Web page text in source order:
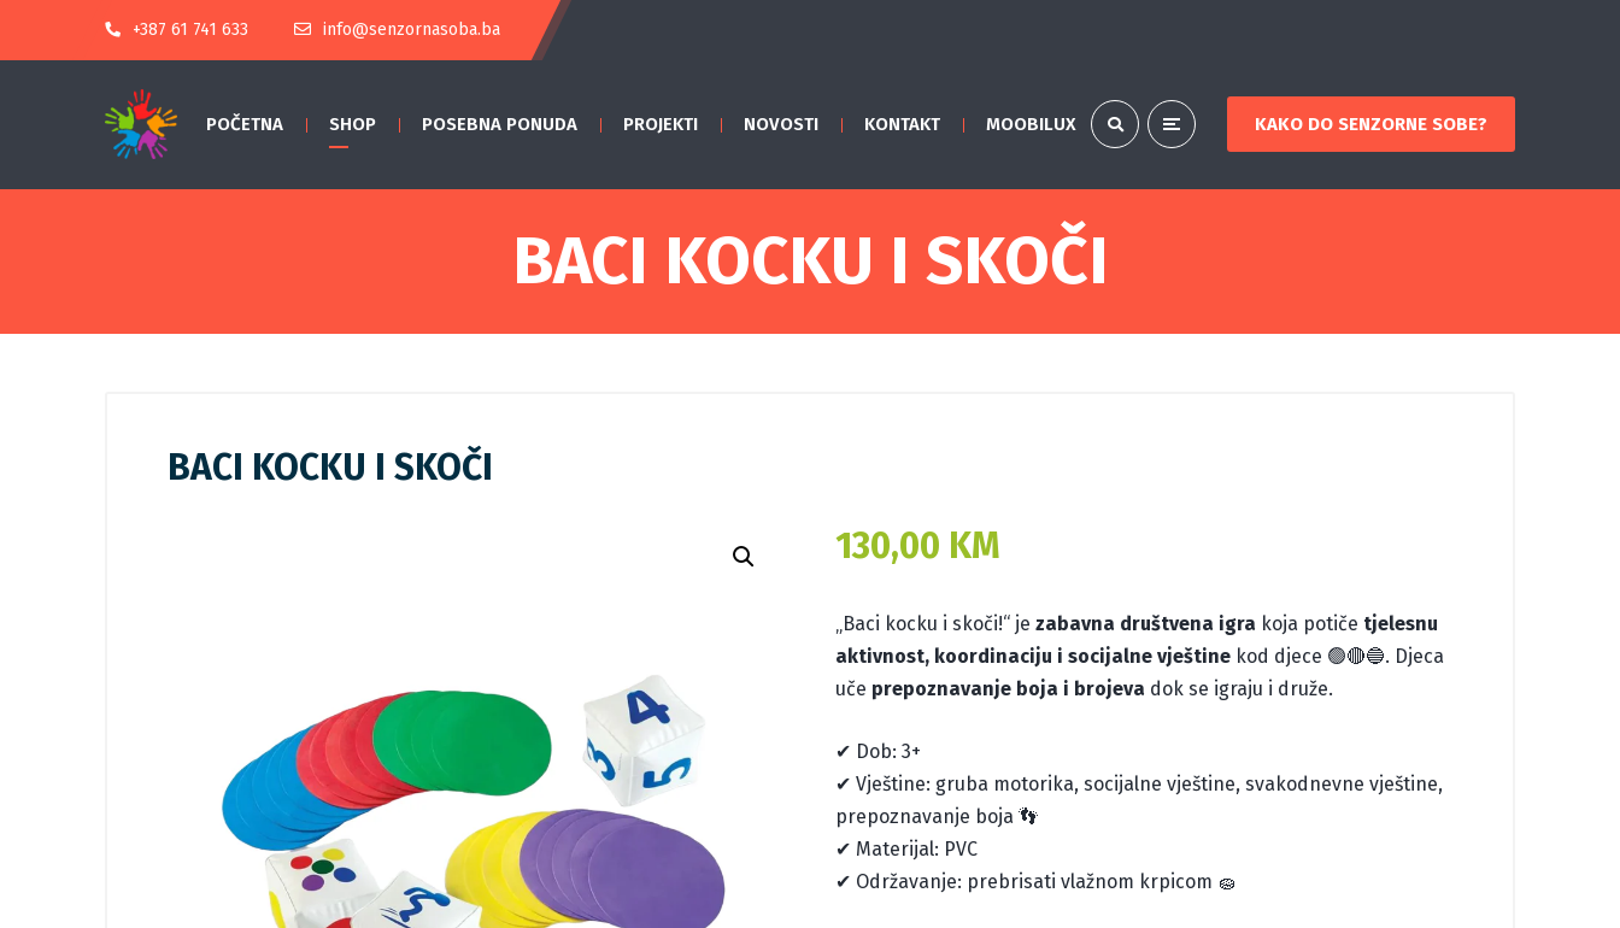
+387 61 741 633 info@senzornasoba.ba
KAKO DO SENZORNE SOBE?
POČETNA SHOP POSEBNA PONUDA PROJEKTI NOVOSTI KONTAKT MOOBILUX
BACI KOCKU I SKOČI
BACI KOCKU I SKOČI
130,00 KM
„Baci kocku i skoči!“ jezabavna društvena igra koja potiče tjelesnu
aktivnost, koordinaciju i socijalne vještine kod djece 🟢🔴🔵. Djeca
uče prepoznavanje boja i brojeva dok se igraju i druže.
✔ Dob: 3+
✔ Vještine: gruba motorika, socijalne vještine, svakodnevne vještine,
prepoznavanje boja 👣
✔ Materijal: PVC
✔ Održavanje: prebrisati vlažnom krpicom 🧽